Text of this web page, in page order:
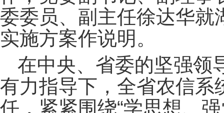
委委员、副主任徐达华就
实施方案作说明。
在中央、省委的坚强领
有力指导下，全省农信系
任，紧紧围绕“学思想、